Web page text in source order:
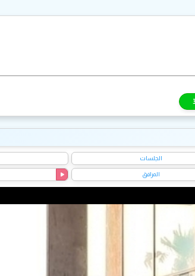
الجلسات
المرافق